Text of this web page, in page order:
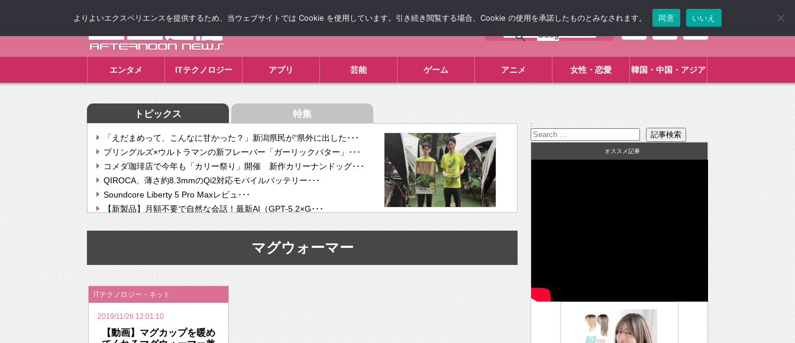
エンタメ ITテクノロジー アプリ 芸能 ゲーム アニメ 女性・恋愛 韓国・中国・アジア
トピックス 特集
「えだまめって、こんなに甘かった？」新潟県民が“県外に出した･･･
プリングルズ×ウルトラマンの新フレーバー「ガーリックバター」･･･
コメダ珈琲店で今年も「カリー祭り」開催 新作カリーナンドッグ･･･
QIROCA、薄さ約8.3mmのQi2対応モバイルバッテリー･･･
Soundcore Liberty 5 Pro Maxレビュ･･･
【新製品】月額不要で自然な会話！最新AI（GPT-5.2×G･･･
【次世代の没入感と生産性】VITURE Luma Ultra･･･
挫折率8割の壁をAIで突破。ジャストシステム、”自分が今話し･･･
2026年のバレンタインは「自分で作って、想いを渡す」 TE･･･
マグウォーマー
ITテクノロジー・ネット
2019/11/26 12:01:10
【動画】マグカップを暖め
:
オススメ記事
よりよいエクスペリエンスを提供するため、当ウェブサイトでは Cookie を使用しています。引き続き閲覧する場合、Cookie の使用を承諾したものとみなされます。 同意 いいえ